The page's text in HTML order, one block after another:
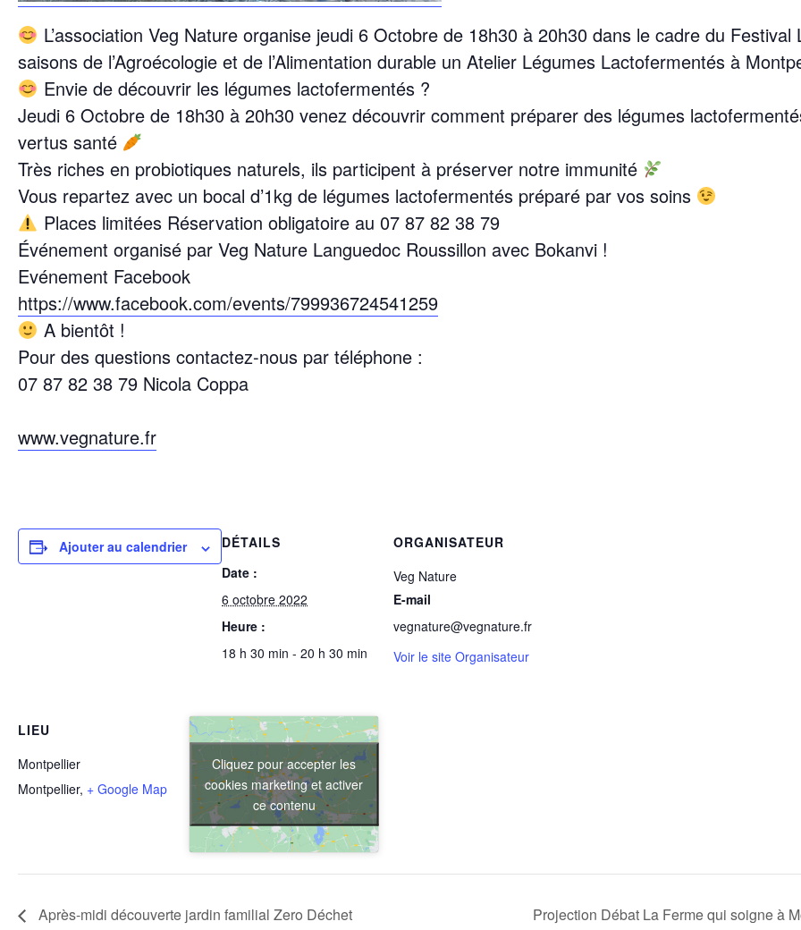
L’association Veg Nature organise jeudi 6 Octobre de 18h30 à 20h30 dans le cadre du Festival
saisons de l’Agroécologie et de l’Alimentation durable un Atelier Légumes Lactofermentés à
Envie de découvrir les légumes lactofermentés ?
Jeudi 6 Octobre de 18h30 à 20h30 venez découvrir comment préparer des légumes
vertus santé
Très riches en probiotiques naturels, ils participent à préserver notre immunité
Vous repartez avec un bocal d’1kg de légumes lactofermentés préparé par vos soins
Places limitées Réservation obligatoire au 07 87 82 38 79
Événement organisé par Veg Nature Languedoc Roussillon avec Bokanvi !
Evénement Facebook
https://www.facebook.com/events/799936724541259
A bientôt !
Pour des questions contactez-nous par téléphone :
07 87 82 38 79 Nicola Coppa
www.vegnature.fr
Ajouter au calendrier
DÉTAILS
Date :
6 octobre 2022
Heure :
18 h 30 min - 20 h 30 min
ORGANISATEUR
Veg Nature
E-mail
vegnature@vegnature.fr
Voir le site Organisateur
LIEU
Montpellier
Montpellier, + Google Map
Cliquez pour accepter les
cookies marketing et activer
ce contenu
Après-midi découverte jardin familial Zero Déchet Projection Débat La Ferme qui soigne à